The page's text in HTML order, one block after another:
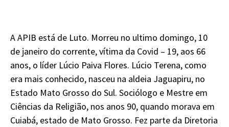
A APIB está de Luto. Morreu no ultimo domingo, 10
de janeiro do corrente, vítima da Covid – 19, aos 66
anos, o líder Lúcio Paiva Flores. Lúcio Terena, como
era mais conhecido, nasceu na aldeia Jaguapiru, no
Estado Mato Grosso do Sul. Sociólogo e Mestre em
Ciências da Religião, nos anos 90, quando morava em
Cuiabá, estado de Mato Grosso. Fez parte da Diretoria